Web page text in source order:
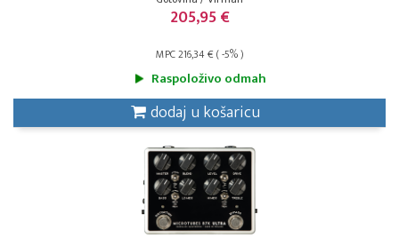
205,95 €
MPC 216,34 € ( -5% )
Raspoloživo odmah
dodaj u košaricu